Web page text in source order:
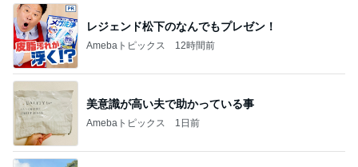
レジェンド松下のなんでもプレゼン！
Amebaトピックス 12時間前
美意識が高い夫で助かっている事
Amebaトピックス 1日前